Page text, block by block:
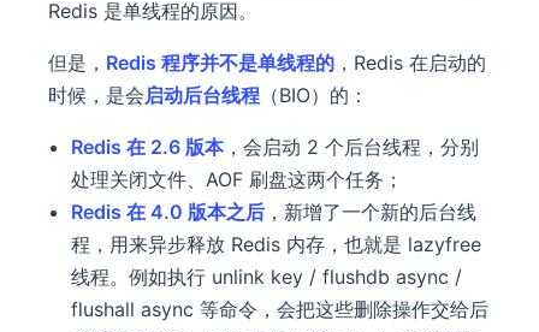
Redis 是单线程的原因。
但是， Redis 程序并不是单线程的 ，Redis 在启动的
时候，是会启动后台线程 （BIO）的：
Redis 在 2.6 版本，会启动 2 个后台线程，分别
处理关闭文件、AOF 刷盘这两个任务；
Redis 在 4.0 版本之后 ，新增了一个新的后台线
程，用来异步释放 Redis 内存，也就是 lazyfree
线程。例如执行 unlink key / flushdb async /
flushall async 等命令，会把这些删除操作交给后